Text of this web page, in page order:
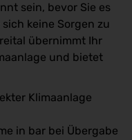
sein, bevor Sie es
keine Sorgen zu
übernimmt Ihr
und bietet
Klimaanlage
in bar bei Übergabe